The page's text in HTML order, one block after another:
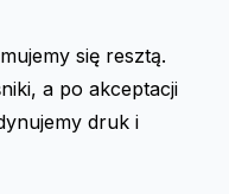
się resztą.
a po akceptacji
druk i